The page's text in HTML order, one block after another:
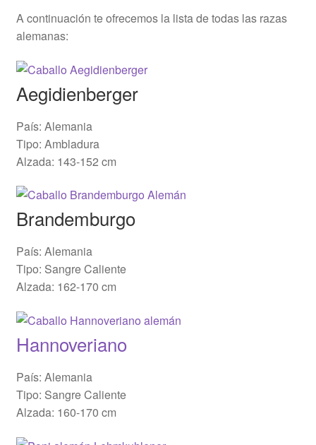
A continuación te ofrecemos la lista de todas las razas
alemanas:
Aegidienberger
País: Alemania
Tipo: Ambladura
Alzada: 143-152 cm
Brandemburgo
País: Alemania
Tipo: Sangre Caliente
Alzada: 162-170 cm
Hannoveriano
País: Alemania
Tipo: Sangre Caliente
Alzada: 160-170 cm